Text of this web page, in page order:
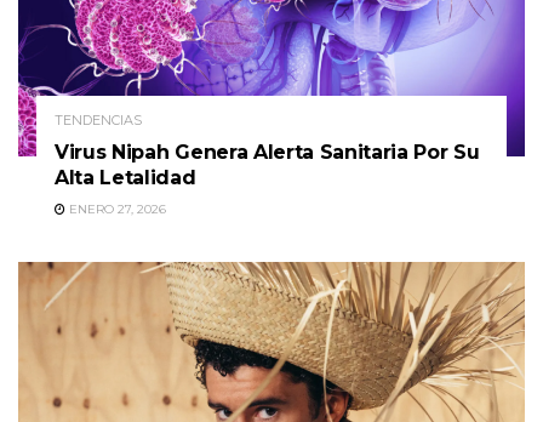
TENDENCIAS
Virus Nipah Genera Alerta Sanitaria Por Su
Alta Letalidad
ENERO 27, 2026